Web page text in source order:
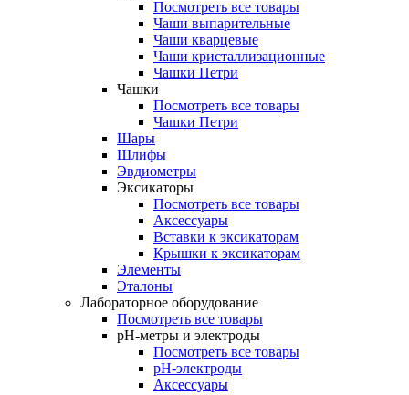
Посмотреть все товары
Чаши выпарительные
Чаши кварцевые
Чаши кристаллизационные
Чашки Петри
Чашки
Посмотреть все товары
Чашки Петри
Шары
Шлифы
Эвдиометры
Эксикаторы
Посмотреть все товары
Аксессуары
Вставки к эксикаторам
Крышки к эксикаторам
Элементы
Эталоны
Лабораторное оборудование
Посмотреть все товары
pH-метры и электроды
Посмотреть все товары
pH-электроды
Аксессуары